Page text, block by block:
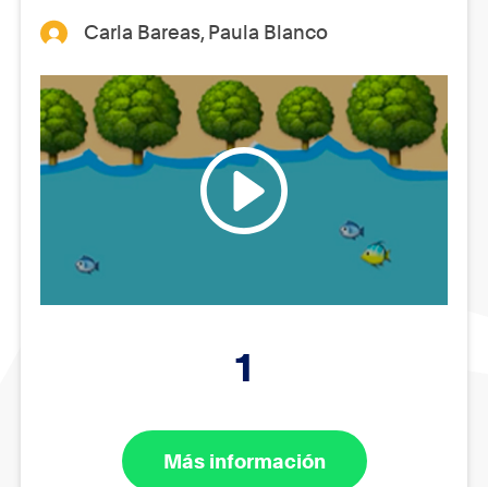
Carla Bareas, Paula Blanco
1
Más información